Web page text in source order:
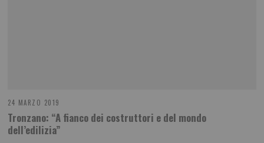
24 MARZO 2019
Tronzano: “A fianco dei costruttori e del mondo
dell’edilizia”